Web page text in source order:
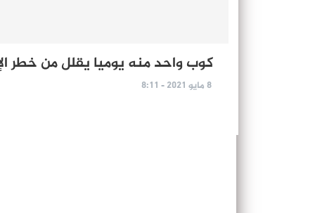
كوب واحد منه يوميا يقلل من خطر
8 مايو 2021 - 8:11